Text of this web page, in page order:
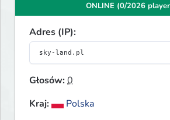
ONLINE (0/2026
Adres (IP):
Głosów:0
Kraj:
Polska